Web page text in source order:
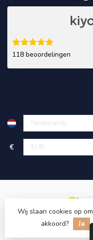
118 beoordelingen
€
© Copyright
Wij slaan cookies op
akkoord?
Ja